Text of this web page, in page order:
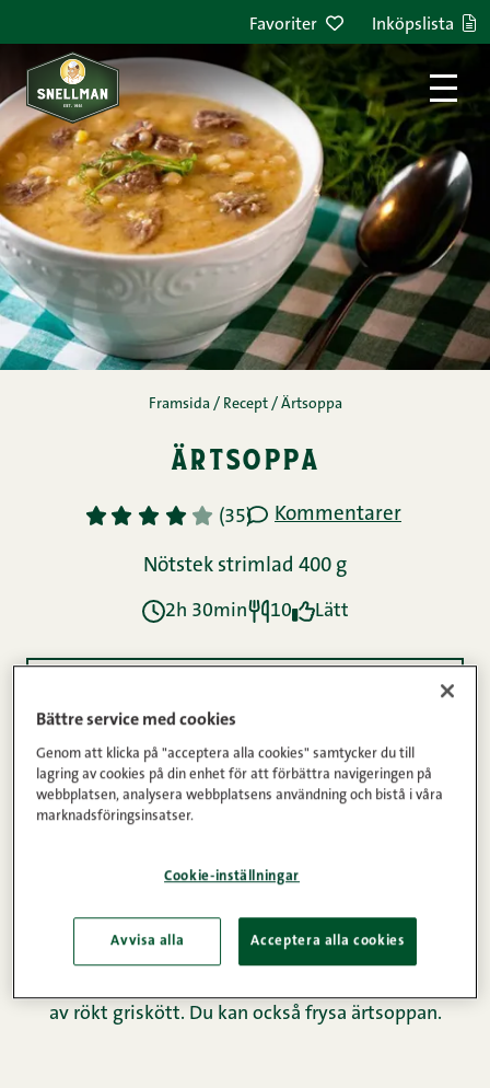
Favoriter Inköpslista
Framsida / Recept / Ärtsoppa
ärtsoppa
1 2 3 4 5 (35) Kommentarer
Nötstek strimlad 400 g
2h 30min 10 Lätt
Instruktioner
Näringsinnehåll
Ärtsoppa är en enkel vardagsrätt som bara blir
av rökt griskött. Du kan också frysa ärtsoppan.
Bättre service med cookies
Genom att klicka på "acceptera alla cookies" samtycker du till
lagring av cookies på din enhet för att förbättra navigeringen på
webbplatsen, analysera webbplatsens användning och bistå i våra
marknadsföringsinsatser.
Cookie-inställningar
Avvisa alla Acceptera alla cookies